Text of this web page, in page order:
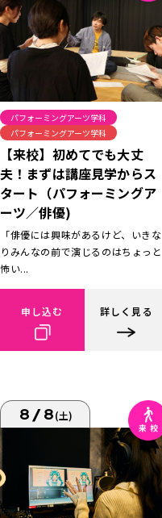
パフォーミングアーツ学科
パフォーミングアーツ学科
【来校】初めてでも大丈
夫！まずは講座見学からス
タート（パフォーミングア
ーツ／俳優)
「俳優には興味があるけど、いきな
りみんなの前で演じるのはちょっと
怖い...
申し込む 詳しく見る
8/8(土)